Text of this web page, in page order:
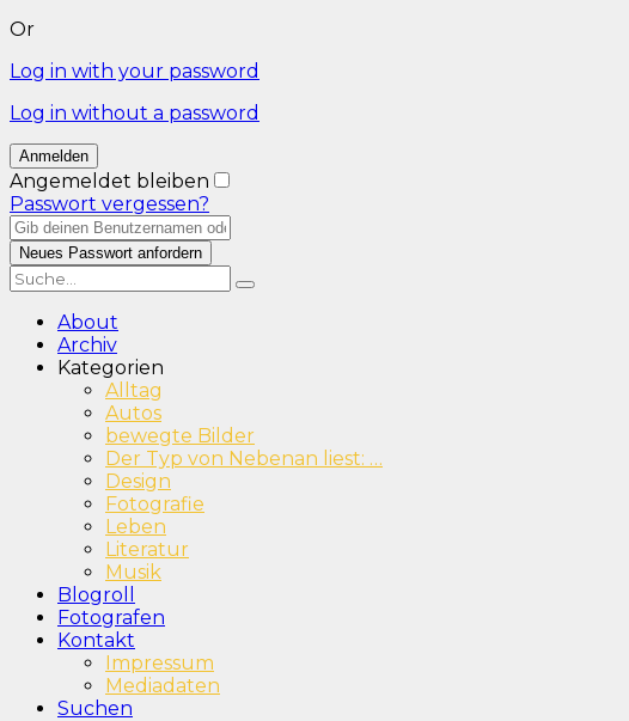
Or
Log in with your password
Log in without a password
Angemeldet bleiben
Passwort vergessen?
About
Archiv
Kategorien
Alltag
Autos
bewegte Bilder
Der Typ von Nebenan liest: …
Design
Fotografie
Leben
Literatur
Musik
Blogroll
Fotografen
Kontakt
Impressum
Mediadaten
Suchen